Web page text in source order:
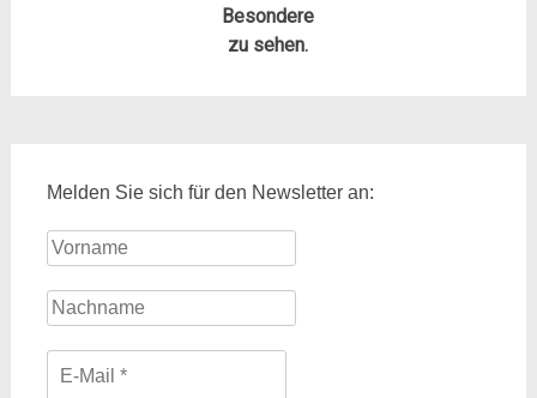
Besondere
zu sehen.
Melden Sie sich für den Newsletter an: